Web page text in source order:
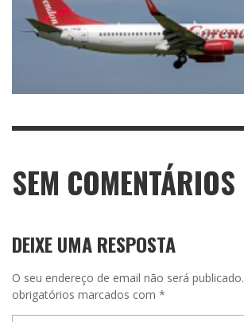
SEM COMENTÁRIOS
DEIXE UMA RESPOSTA
O seu endereço de email não será publicado.
obrigatórios marcados com *